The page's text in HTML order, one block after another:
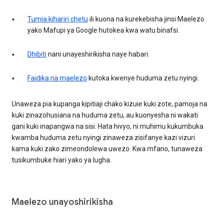
Tumia kihariri chetu ili kuona na kurekebisha jinsi Maelezo
yako Mafupi ya Google hutokea kwa watu binafsi.
Dhibiti nani unayeshirikisha naye habari.
Faidika na maelezo kutoka kwenye huduma zetu nyingi.
Unaweza pia kupanga kipitiaji chako kizuie kuki zote, pamoja na
kuki zinazohusiana na huduma zetu, au kuonyesha ni wakati
gani kuki inapangwa na sisi. Hata hivyo, ni muhimu kukumbuka
kwamba huduma zetu nyingi zinaweza zisifanye kazi vizuri
kama kuki zako zimeondolewa uwezo. Kwa mfano, tunaweza
tusikumbuke hiari yako ya lugha.
Maelezo unayoshirikisha